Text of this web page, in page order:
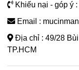
Khiếu nại - góp ý
Email :
Địa chỉ : 49/28
TP.HCM